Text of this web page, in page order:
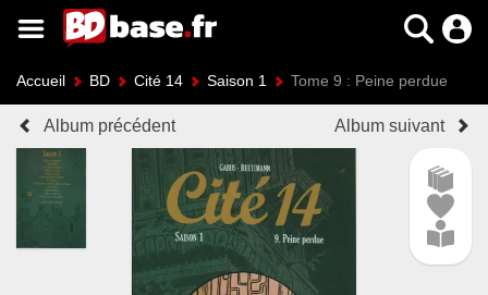
Accueil BD Cité 14 Saison 1 Tome 9 : Peine perdue
Album précédent Album suivant